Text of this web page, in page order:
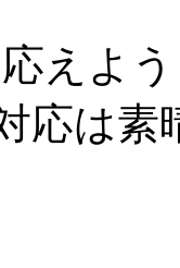
えよ
応は